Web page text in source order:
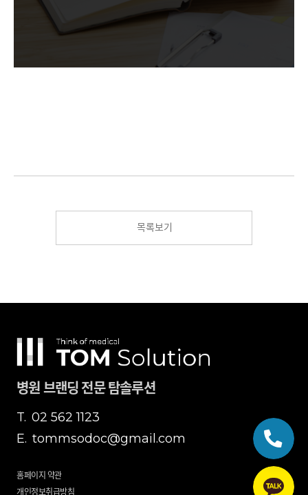
목록보기
병원 브랜딩 전문 탐솔루션
T. 02 562 1123
E. tommsodoc@gmail.com
홈페이지 약관
개인정보취급방침